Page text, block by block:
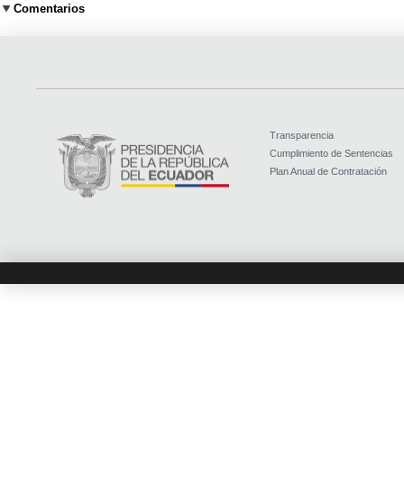
Comentarios
Transparencia
Cumplimiento de Sentencias
Plan Anual de Contratación